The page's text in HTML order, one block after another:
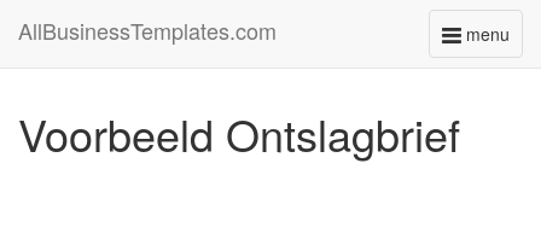
menu
Toggle
AllBusinessTemplates.com
Voorbeeld Ontslagbrief